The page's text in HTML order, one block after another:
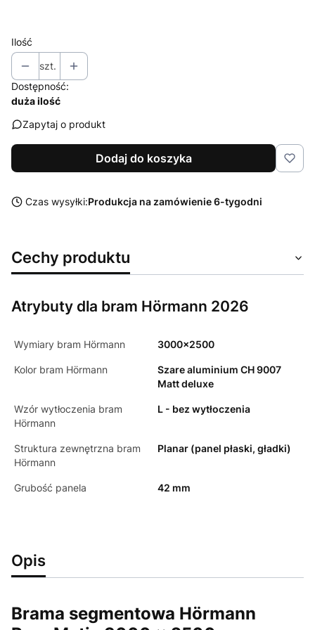
Ilość
szt.
Dostępność:
duża ilość
Zapytaj o produkt
Dodaj do koszyka
Czas wysyłki:Produkcja na zamówienie 6-tygodni
Cechy produktu
Atrybuty dla bram Hörmann 2026
Wymiary bram Hörmann 3000x2500
Kolor bram Hörmann
Szare aluminium CH 9007
Matt deluxe
Wzór wytłoczenia bram
Hörmann
L - bez wytłoczenia
Struktura zewnętrzna bram
Hörmann
Planar (panel płaski, gładki)
Grubość panela 42 mm
Opis
Brama segmentowa Hörmann